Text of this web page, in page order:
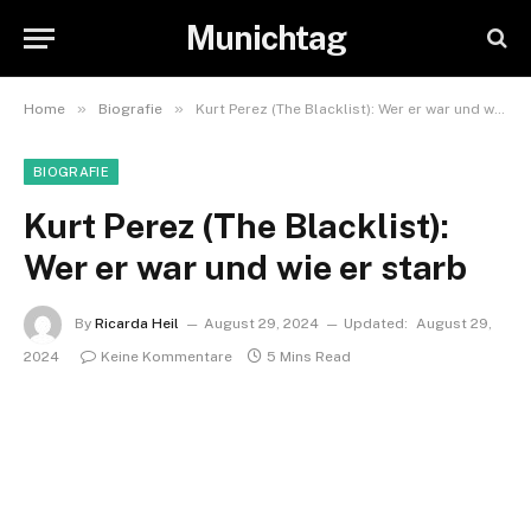
Munichtag
Home » Biografie » Kurt Perez (The Blacklist): Wer er war und wie er starb
BIOGRAFIE
Kurt Perez (The Blacklist):
Wer er war und wie er starb
By Ricarda Heil August 29, 2024 Updated: August 29,
2024
Keine Kommentare 5 Mins Read